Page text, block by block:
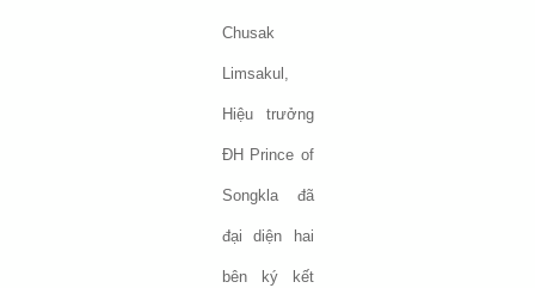
Chusak
Limsakul,
Hiệu trưởng
ĐH Prince of
Songkla đã
đại diện hai
bên ký kết